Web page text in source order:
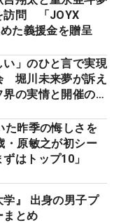
訪問 「JOYX
た義援金を贈呈
い」のひと言で実現
堀川未来夢が訴え
の実情と開催の舞
た昨季の悔しさを
原敏之が初シー
はトップ10」
学』 出身の男子プ
まとめ